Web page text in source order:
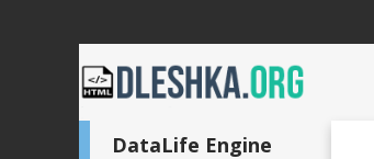
DataLife Engine